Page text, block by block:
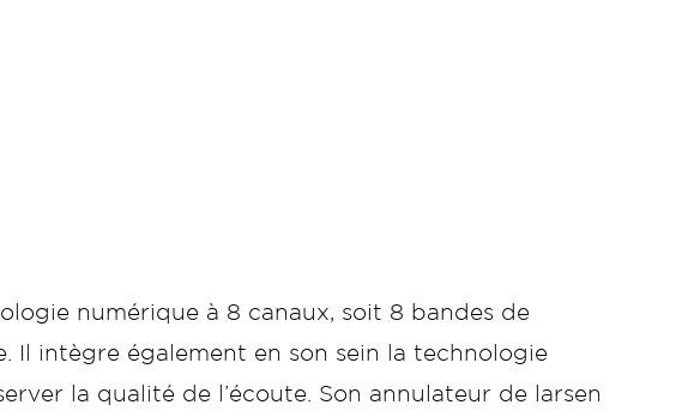
numérique à 8 canaux, soit 8 bandes de
intègre également en son sein la technologie
la qualité de l’écoute. Son annulateur de larsen